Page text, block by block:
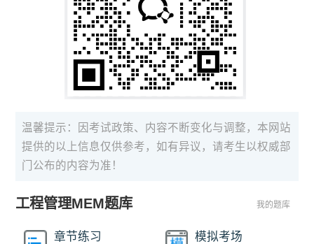
温馨提示：因考试政策、内容不断变化与调整，本网站
提供的以上信息仅供参考，如有异议，请考生以权威部
门公布的内容为准！
工程管理MEM题库 我的题库
章节练习 模拟考场